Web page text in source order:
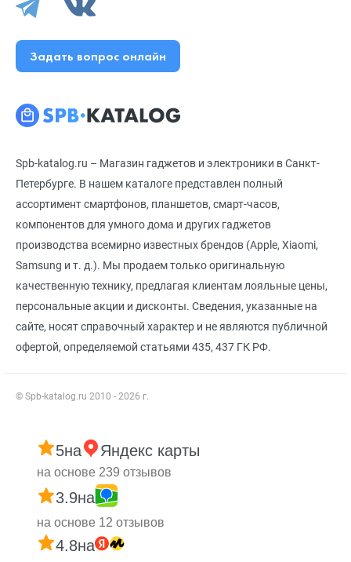
Spb-katalog.ru – Магазин гаджетов и электроники в Санкт-
Петербурге. В нашем каталоге представлен полный
ассортимент смартфонов, планшетов, смарт-часов,
компонентов для умного дома и других гаджетов
производства всемирно известных брендов (Apple, Xiaomi,
Samsung и т. д.). Мы продаем только оригинальную
качественную технику, предлагая клиентам лояльные цены,
персональные акции и дисконты. Сведения, указанные на
сайте, носят справочный характер и не являются публичной
офертой, определяемой статьями 435, 437 ГК РФ.
© Spb-katalog.ru 2010 - 2026 г.
Задать вопрос онлайн
5на Яндекс карты
на основе 239 отзывов
3.9на
на основе 12 отзывов
4.8на